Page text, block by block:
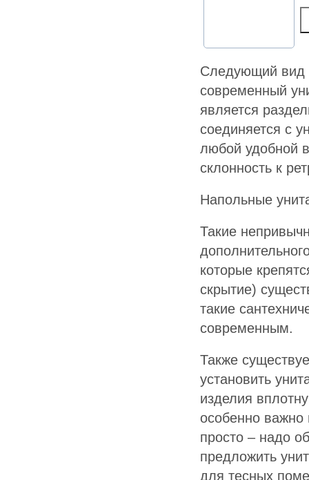
Следующий вид
современный
является
соединяется с
любой удобной
склонность к
Напольные
Такие
которые
скрытие)
такие
современным.
Также
установить
изделия
особенно важно
просто – надо
предложить
для тесных